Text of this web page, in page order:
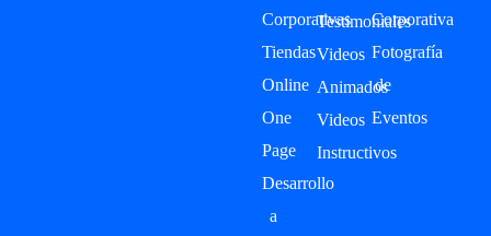
Corporativas
Tiendas
Online
One
Page
Desarrollo
a
Testimoniales
Videos
Animados
Videos
Instructivos
Corporativa
Fotografía
de
Eventos